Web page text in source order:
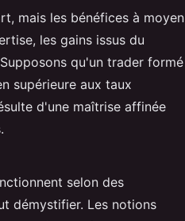
mais les bénéfices à moyen
les gains issus du
qu'un trader formé
supérieure aux taux
d'une maîtrise affinée
selon des
démystifier. Les notions